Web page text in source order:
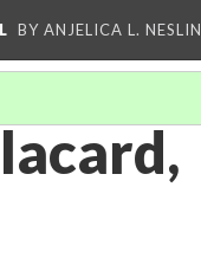
BY ANJELICA L. NESLIN